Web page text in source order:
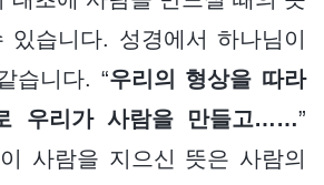
습니다. 성경에서 하나님이
습니다. “우리의 형상을 따라
우리가 사람을 만들고……”
사람을 지으신 뜻은 사람의